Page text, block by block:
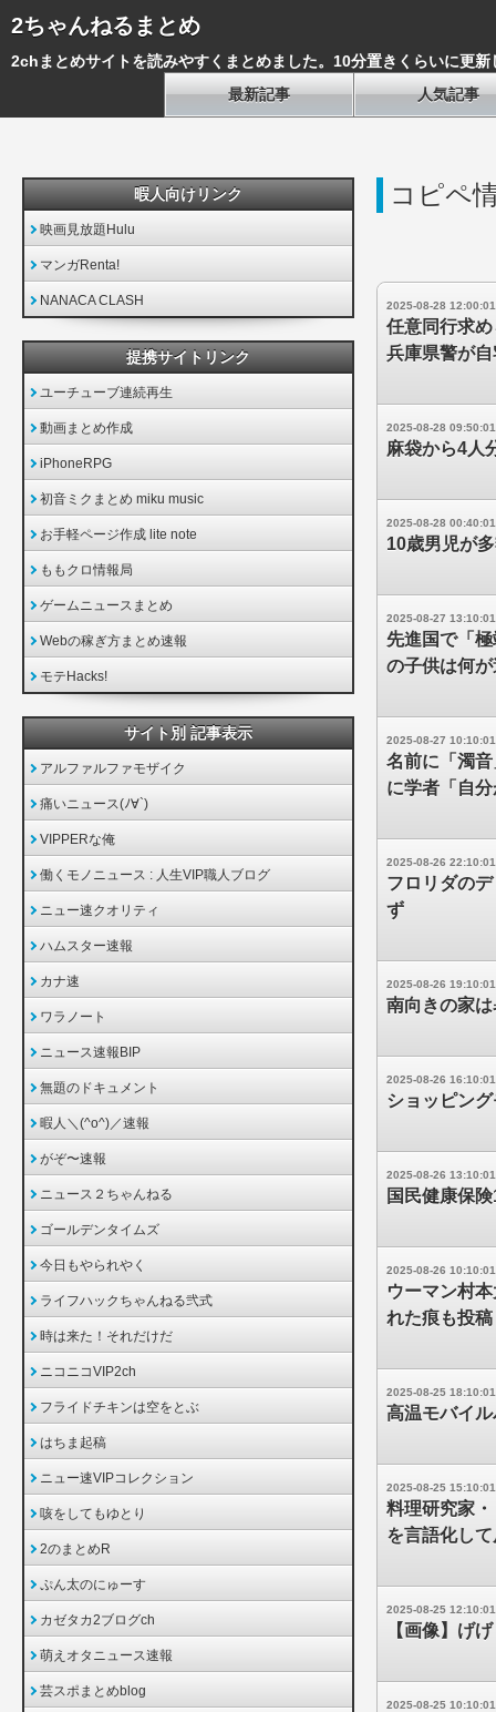
2ちゃんねるまとめ
2chまとめサイトを読みやすくまとめました。10分置きくらいに更新
最新記事
人気記事
コピペ
2025-08-28 12:00:01
任意同行求
兵庫県警が
2025-08-28 09:50:01
麻袋から4
2025-08-28 00:40:01
10歳男児が
2025-08-27 13:10:01
先進国で「
の子供は何
2025-08-27 10:10:01
名前に「濁
に学者「自
2025-08-26 22:10:01
フロリダの
ず
2025-08-26 19:10:01
南向きの家
2025-08-26 16:10:01
ショッピン
2025-08-26 13:10:01
国民健康保
2025-08-26 10:10:01
ウーマン村
れた痕も投稿
2025-08-25 18:10:01
高温モバイ
2025-08-25 15:10:01
料理研究家
を言語化し
2025-08-25 12:10:01
【画像】げ
2025-08-25 10:10:01
暇人向けリンク
映画見放題Hulu
マンガRenta!
NANACA CLASH
提携サイトリンク
ユーチューブ連続再生
動画まとめ作成
iPhoneRPG
初音ミクまとめ miku music
お手軽ページ作成 lite note
ももクロ情報局
ゲームニュースまとめ
Webの稼ぎ方まとめ速報
モテHacks!
サイト別 記事表示
アルファルファモザイク
痛いニュース(ﾉ∀`)
VIPPERな俺
働くモノニュース : 人生VIP職人ブログ
ニュー速クオリティ
ハムスター速報
カナ速
ワラノート
ニュース速報BIP
無題のドキュメント
暇人＼(^o^)／速報
がぞ〜速報
ニュース２ちゃんねる
ゴールデンタイムズ
今日もやられやく
ライフハックちゃんねる弐式
時は来た！それだけだ
ニコニコVIP2ch
フライドチキンは空をとぶ
はちま起稿
ニュー速VIPコレクション
咳をしてもゆとり
2のまとめR
ぷん太のにゅーす
カゼタカ2ブログch
萌えオタニュース速報
芸スポまとめblog